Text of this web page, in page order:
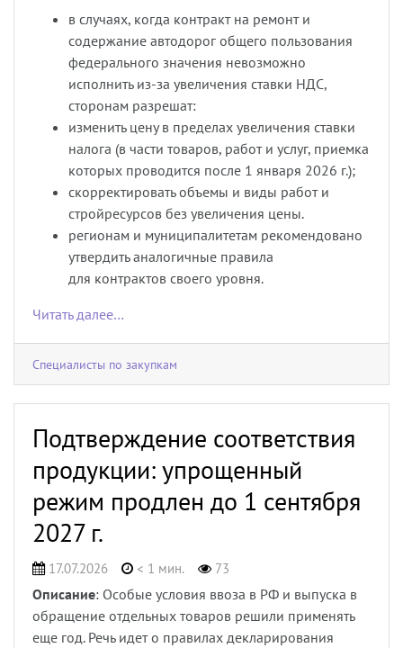
в случаях, когда контракт на ремонт и
содержание автодорог общего пользования
федерального значения невозможно
исполнить из-за увеличения ставки НДС,
сторонам разрешат:
изменить цену в пределах увеличения ставки
налога (в части товаров, работ и услуг, приемка
которых проводится после 1 января 2026 г.);
скорректировать объемы и виды работ и
стройресурсов без увеличения цены.
регионам и муниципалитетам рекомендовано
утвердить аналогичные правила
для контрактов своего уровня.
Читать далее…
Специалисты по закупкам
Подтверждение соответствия
продукции: упрощенный
режим продлен до 1 сентября
2027 г.
17.07.2026 < 1 мин. 73
Описание: Особые условия ввоза в РФ и выпуска в
обращение отдельных товаров решили применять
еще год. Речь идет о правилах декларирования